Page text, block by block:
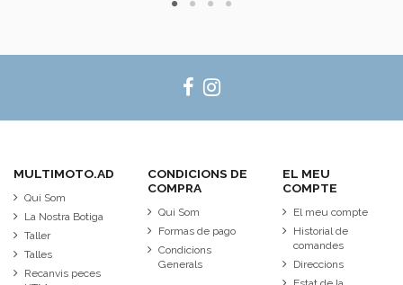
MULTIMOTO.AD
Qui Som
La Nostra Botiga
Taller
Talles
Recanvis peces
CONDICIONS DE
COMPRA
Qui Som
Formas de pago
Condicions
Generals
EL MEU
COMPTE
El meu compte
Historial de
comandes
Direccions